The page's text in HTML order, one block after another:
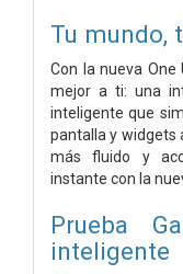
Tu mundo,
Con la nueva
mejor a ti: una
inteligente que
pantalla y widgets
más fluido y
instante con la
Prueba
inteligente